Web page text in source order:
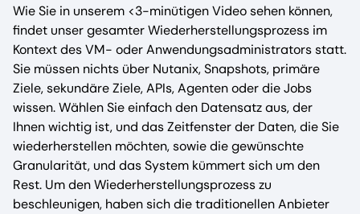
Wie Sie in unserem <3-minütigen Video sehen können,
findet unser gesamter Wiederherstellungsprozess im
Kontext des VM- oder Anwendungsadministrators statt.
Sie müssen nichts über Nutanix, Snapshots, primäre
Ziele, sekundäre Ziele, APIs, Agenten oder die Jobs
wissen. Wählen Sie einfach den Datensatz aus, der
Ihnen wichtig ist, und das Zeitfenster der Daten, die Sie
wiederherstellen möchten, sowie die gewünschte
Granularität, und das System kümmert sich um den
Rest. Um den Wiederherstellungsprozess zu
beschleunigen, haben sich die traditionellen Anbieter